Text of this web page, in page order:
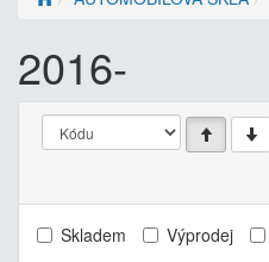
2016-
Skladem Výprodej